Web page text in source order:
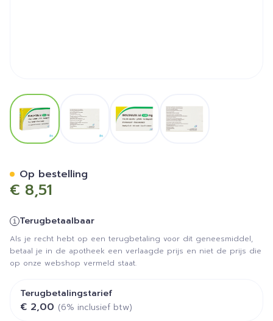
View larger image
€ 8,51
Terugbetaalbaar
Als je recht hebt op een terugbetaling voor dit geneesmiddel,
betaal je in de apotheek een verlaagde prijs en niet de prijs die
op onze webshop vermeld staat.
Terugbetalingstarief
€ 2,00 (6% inclusief btw)
Op bestelling